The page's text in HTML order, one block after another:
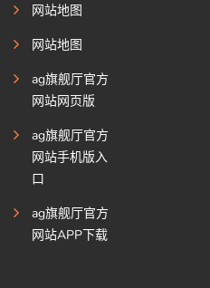
网站地图
网站地图
ag旗舰厅官方
网站网页版
ag旗舰厅官方
网站手机版入
口
ag旗舰厅官方
网站APP下载